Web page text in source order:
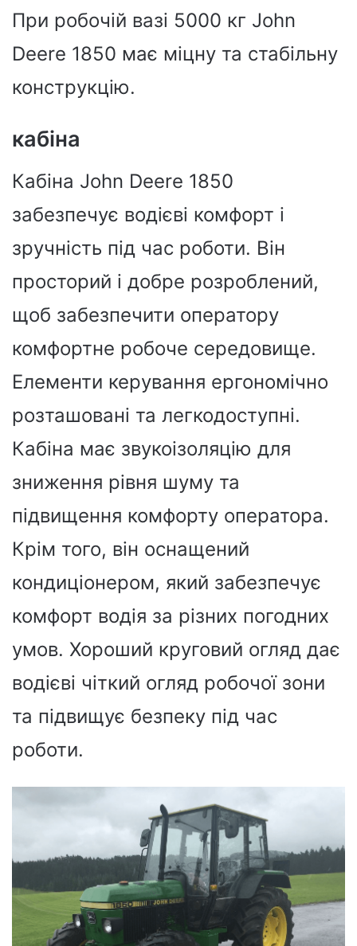
При робочій вазі 5000 кг John
Deere 1850 має міцну та стабільну
конструкцію.
кабіна
Кабіна John Deere 1850
забезпечує водієві комфорт і
зручність під час роботи. Він
просторий і добре розроблений,
щоб забезпечити оператору
комфортне робоче середовище.
Елементи керування ергономічно
розташовані та легкодоступні.
Кабіна має звукоізоляцію для
зниження рівня шуму та
підвищення комфорту оператора.
Крім того, він оснащений
кондиціонером, який забезпечує
комфорт водія за різних погодних
умов. Хороший круговий огляд дає
водієві чіткий огляд робочої зони
та підвищує безпеку під час
роботи.